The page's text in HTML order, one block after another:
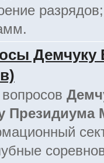
Демчуку
Президиума